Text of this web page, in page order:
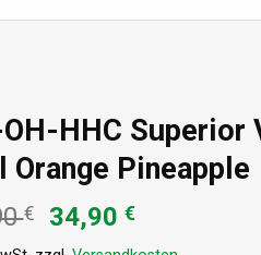
HHC Superior
Orange Pineapple
€
Ursprünglicher
Preis
34,90 €Aktueller